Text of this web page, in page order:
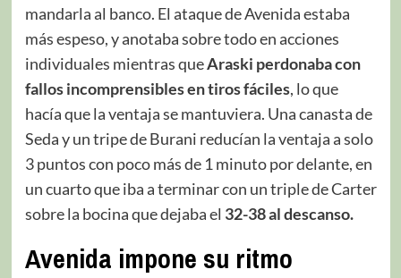
mandarla al banco. El ataque de Avenida estaba
más espeso, y anotaba sobre todo en acciones
individuales mientras queAraski perdonaba con
fallos incomprensibles en tiros fáciles, lo que
hacía que la ventaja se mantuviera. Una canasta de
Seda y un tripe de Burani reducían la ventaja a solo
3 puntos con poco más de 1 minuto por delante, en
un cuarto que iba a terminar con un triple de Carter
sobre la bocina que dejaba el 32-38 al descanso.
Avenida impone su ritmo